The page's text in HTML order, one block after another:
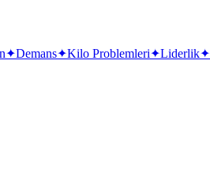
✦Demans✦Kilo Problemleri✦Liderlik✦